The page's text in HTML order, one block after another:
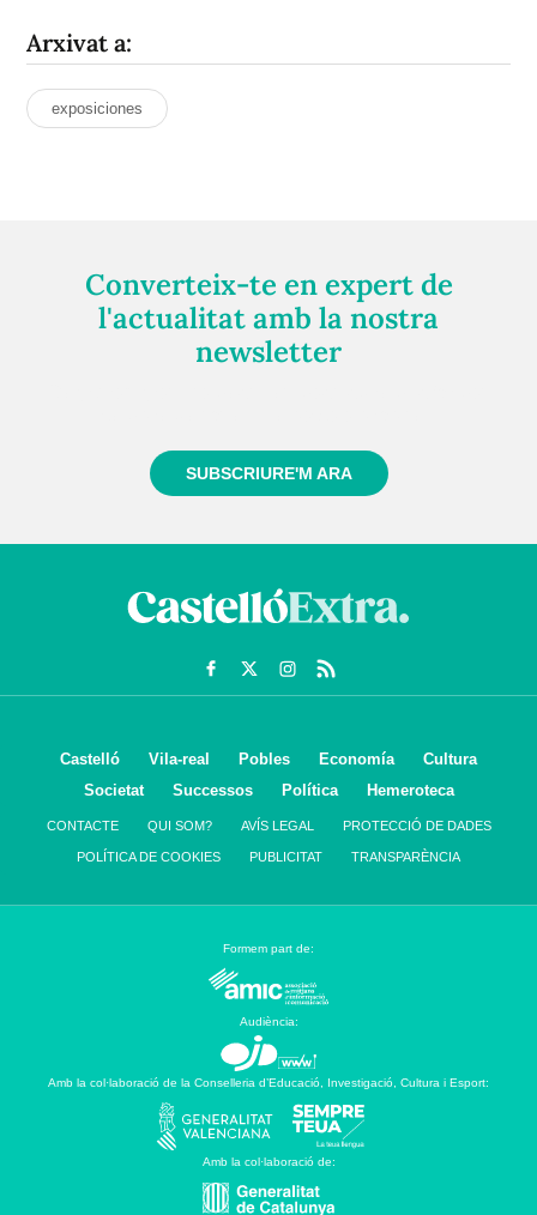
Arxivat a:
exposiciones
Converteix-te en expert de
l'actualitat amb la nostra
newsletter
SUBSCRIURE'M ARA
Castelló Vila-real Pobles Economía
Cultura
Societat
Successos Política Hemeroteca
CONTACTE QUI SOM? AVÍS LEGAL PROTECCIÓ DE DADES
POLÍTICA DE COOKIES PUBLICITAT TRANSPARÈNCIA
Formem part de:
Audiència:
Amb la col·laboració de la Conselleria d’Educació, Investigació, Cultura i Esport:
Amb la col·laboració de: